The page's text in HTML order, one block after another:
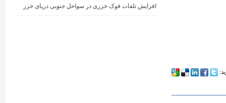
افزایش تلفات فوک خزری در سواحل جنوبی دریای خزر